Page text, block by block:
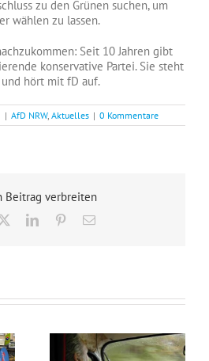
zu den Grünen suchen, um
wählen zu lassen.
Seit 10 Jahren gibt
konservative Partei. Sie steht
hört mit fD auf.
| AfD NRW, Aktuelles | 0 Kommentare
Beitrag verbreiten
LinkedInPinterest
E-